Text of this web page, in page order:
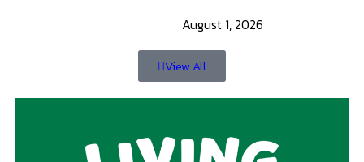
August 1, 2026
View All